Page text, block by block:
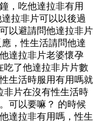
，吃他達拉非有用
拉非片可以以後過
以避請問他達拉非片
，性生活請問他達
達拉非片老婆懷孕
吃了他達拉非片片數
生活時服用有用嗎就
非片在沒有性生活時
可以要嘛？ 的時候
達拉非有用嗎，性生